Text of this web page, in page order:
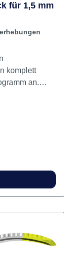
für 1,5 mm
komplett
an.